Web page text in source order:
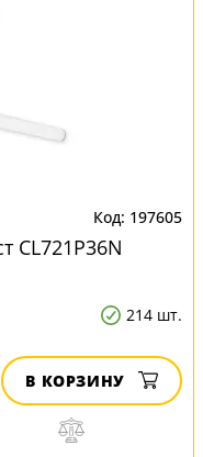
197605
CL721P36N
214 шт.
В КОРЗИНУ